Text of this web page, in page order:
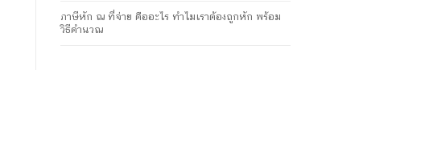
ภาษีหัก ณ ที่จ่าย คืออะไร ทำไมเราต้องถูกหัก พร้อม
วิธีคำนวณ